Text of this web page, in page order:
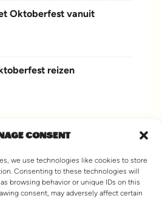
CONSENT
we use technologies like cookies to store
Consenting to these technologies will
browsing behavior or unique IDs on this
consent, may adversely affect certain
Oktoberfest vanuit
reizen